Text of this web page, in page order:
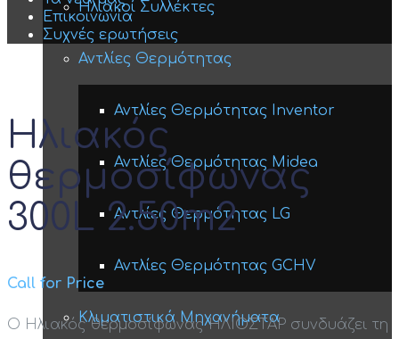
Ηλιακοί Συλλέκτες
Αντλίες Θερμότητας
Αντλίες Θερμότητας Inventor
Αντλίες Θερμότητας Midea
Αντλίες Θερμότητας LG
Αντλίες Θερμότητας GCHV
Κλιματιστικά Μηχανήματα
Επικοινωνία
Συχνές ερωτήσεις
Ηλιακός
θερμοσίφωνας
300L 2.50m2
Call for Price
Ο Ηλιακός θερμοσίφωνας ΗΛΙΟΣΤΑΡ συνδυάζει τη